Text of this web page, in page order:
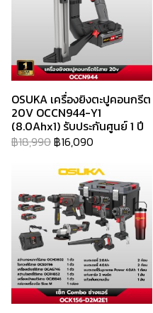
OSUKA เครื่องยิงตะปูคอนกรีต
20V OCCN944-Y1
(8.0Ahx1) รับประกันศูนย์ 1 ปี
฿18,990฿16,090